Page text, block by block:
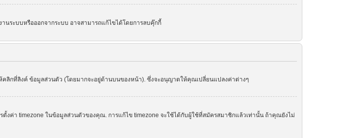
ระบบหรือออกจากระบบ อาจสามารถแก้ไขได้โดยการลบคุ๊กกี้
ลิกที่ลิงค์ ข้อมูลส่วนตัว (โดยมากจะอยู่ด้านบนของหน้า). ซึ่งจะอนุญาตให้คุณเปลี่ยนแปลงค่าต่างๆ
ค่า timezone ในข้อมูลส่วนตัวของคุณ. การแก้ไข timezone จะใช้ได้กับผู้ใช้ที่สมัครสมาชิกแล้วเท่านั้น ถ้าคุณยังไม่